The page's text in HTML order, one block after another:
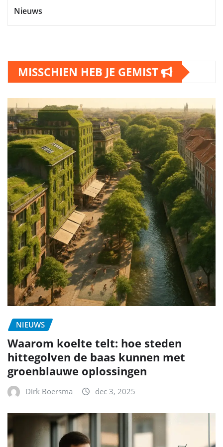
Nieuws
MISSCHIEN HEB JE GEMIST
NIEUWS
Waarom koelte telt: hoe steden
hittegolven de baas kunnen met
groenblauwe oplossingen
Dirk Boersma dec 3, 2025